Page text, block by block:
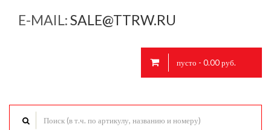
E-MAIL:SALE@TTRW.RU
пусто - 0.00 руб.